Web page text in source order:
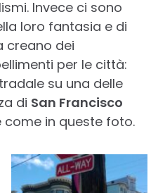
Invece ci sono
loro fantasia e di
creano dei
per le città:
su una delle
di San Francisco
come in queste foto.